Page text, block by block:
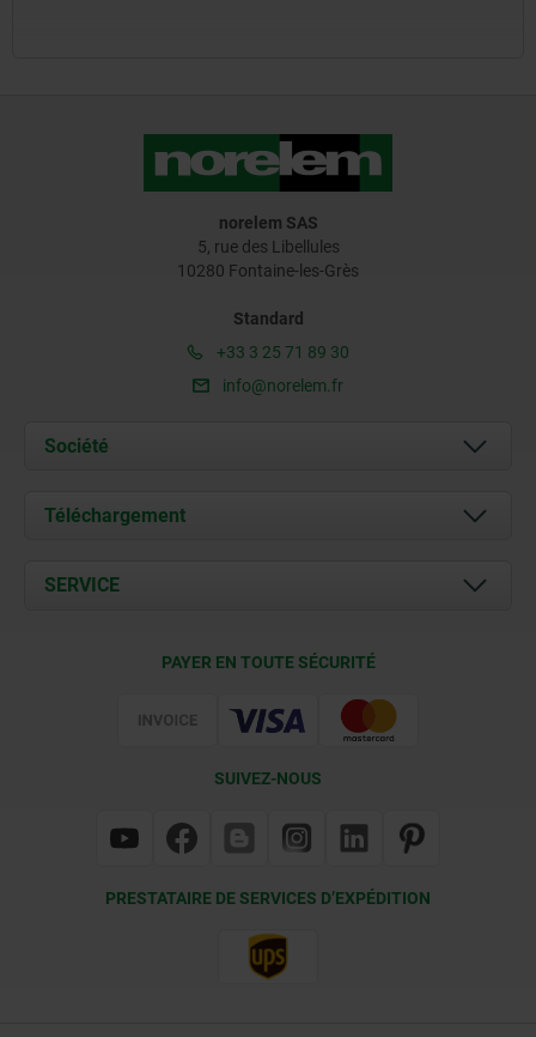
norelem SAS
5, rue des Libellules
10280 Fontaine-les-Grès
Standard
+33 3 25 71 89 30
info@norelem.fr
Société
À propos de nous
Contact
Téléchargement
Documents
SERVICE
PAYER EN TOUTE SÉCURITÉ
SUIVEZ-NOUS
PRESTATAIRE DE SERVICES D’EXPÉDITION